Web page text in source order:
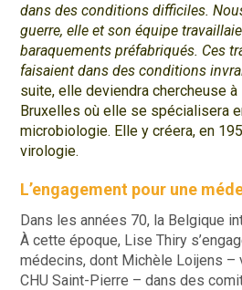
dans des conditions difficiles.
guerre, elle et son équipe
baraquements préfabriqués. Ces
faisaient dans des conditions
suite, elle deviendra chercheuse
Bruxelles où elle se spécialisera
microbiologie. Elle y créera, en
virologie.
L’engagement pour une
Dans les années 70, la Belgique
À cette époque, Lise Thiry
médecins, dont Michèle Loijens –
CHU Saint-Pierre – dans des